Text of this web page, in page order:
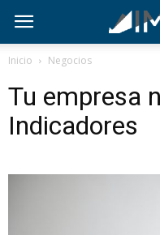
Inicio Negocios
Tu empresa
Indicadores